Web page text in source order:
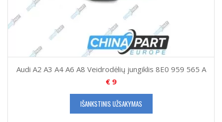
Audi A2 A3 A4 A6 A8 Veidrodėlių jungiklis 8E0 959 565 A
€ 9
IŠANKSTINIS UŽSAKYMAS